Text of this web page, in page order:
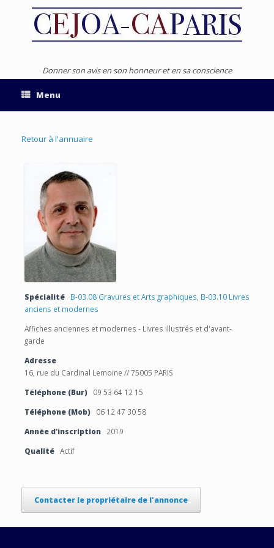
Donner son avis en son honneur et en sa conscience
Menu
Retour à l'annuaire
Spécialité B-03.08 Gravures et Arts graphiques B-03.10 Livres
anciens et modernes
Affiches anciennes et modernes - Livres illustrés et d'avant-
garde
Adresse
16, rue du Cardinal Lemoine // 75005 PARIS
Téléphone (Bur)
09 53 64 12 15
Téléphone (Mob)
06 12 47 30 58
Année d'inscription
2019
Qualité Actif
Contacter le propriétaire de l'annonce